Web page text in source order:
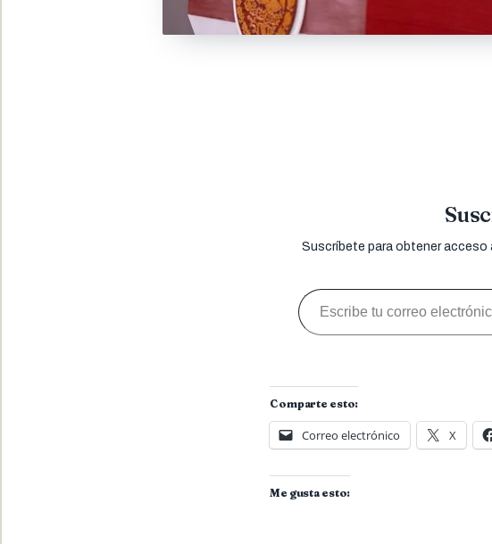
Suscríbete para obtener
Escribe tu correo electrónico…
Comparte esto:
Correo electrónico X
Me gusta esto: